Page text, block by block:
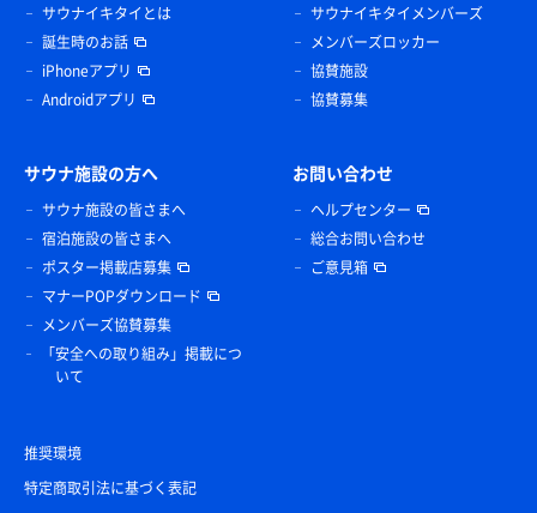
サウナイキタイとは
誕生時のお話
iPhoneアプリ
Androidアプリ
サウナイキタイメンバーズ
メンバーズロッカー
協賛施設
協賛募集
サウナ施設の方へ
サウナ施設の皆さまへ
宿泊施設の皆さまへ
ポスター掲載店募集
マナーPOPダウンロード
メンバーズ協賛募集
「安全への取り組み」掲載につ
いて
お問い合わせ
ヘルプセンター
総合お問い合わせ
ご意見箱
推奨環境
特定商取引法に基づく表記